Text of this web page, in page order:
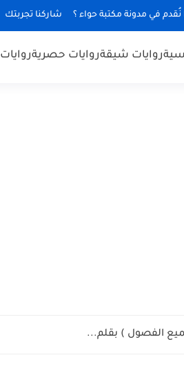
نُقدم في مدونة مكتبة حواء ؟ شاركنا تجربتك
روايات شيقةروايات حصريةروايات
الفصول ) بقلم...